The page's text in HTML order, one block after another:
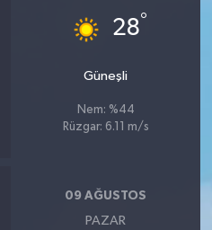
28°
Güneşli
Nem: %44
Rüzgar: 6.11 m/s
09 AĞUSTOS
PAZAR